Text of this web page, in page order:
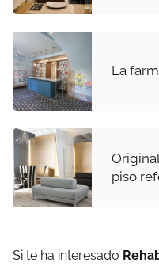
La
piso
Si te ha interesado